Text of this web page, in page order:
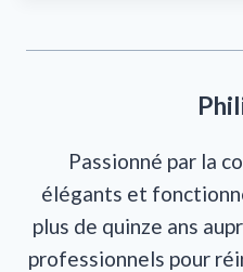
Passionné par la
élégants et
plus de quinze ans
professionnels pour